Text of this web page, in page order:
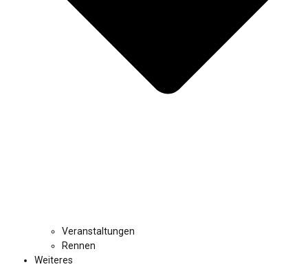
Veranstaltungen
Rennen
Weiteres